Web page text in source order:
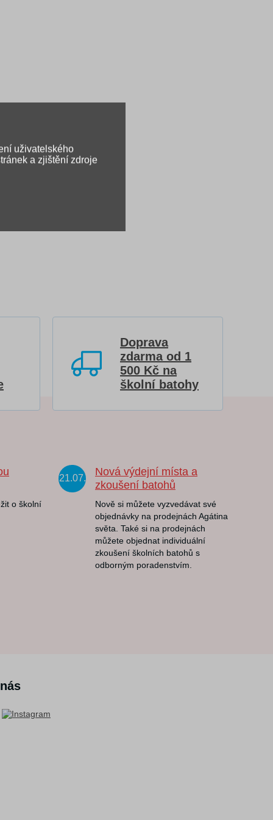
Doprava
zdarma od 1
500 Kč na
školní batohy
o školní
21.07.
Nová výdejní místa a
zkoušení batohů
Nově si můžete vyzvedávat své
objednávky na prodejnách Agátina
světa. Také si na prodejnách
můžete objednat individuální
zkoušení školních batohů s
odborným poradenstvím.
uživatelského
a zjištění zdroje